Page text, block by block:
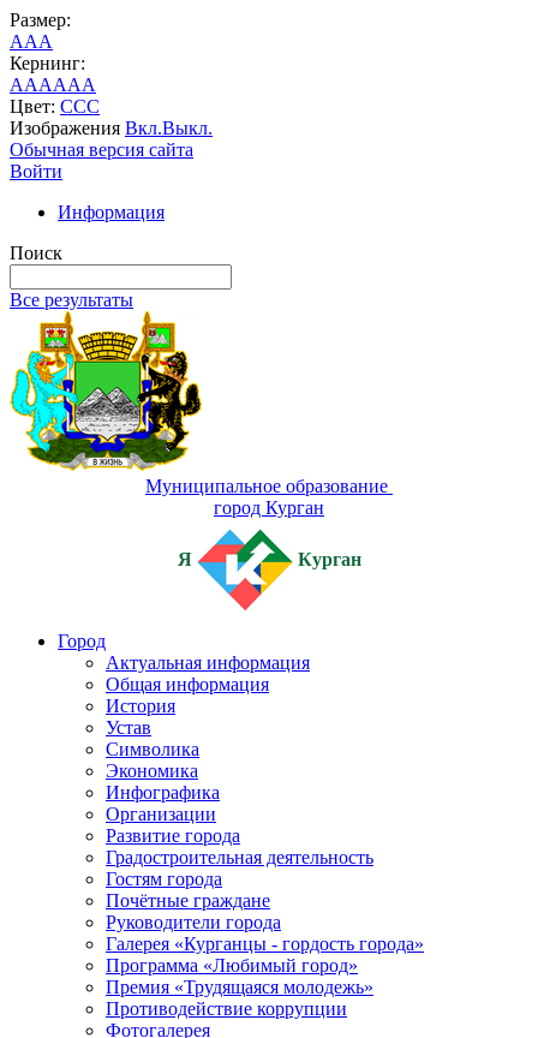
Размер:
AAA
Кернинг:
AAAAAA
Цвет: CCC
Изображения Вкл.Выкл.
Обычная версия сайта
Войти
Информация
Поиск
Все результаты
Муниципальное образование
город Курган
Я Курган
Город
Актуальная информация
Общая информация
История
Устав
Символика
Экономика
Инфографика
Организации
Развитие города
Градостроительная деятельность
Гостям города
Почётные граждане
Руководители города
Галерея «Курганцы - гордость города»
Программа «Любимый город»
Премия «Трудящаяся молодежь»
Противодействие коррупции
Фотогалерея